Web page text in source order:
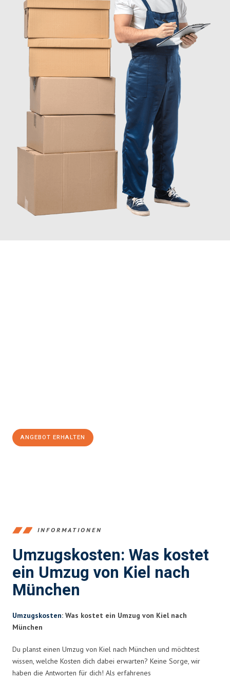
ANGEBOT ERHALTEN
INFORMATIONEN
Umzugskosten: Was kostet
ein Umzug von Kiel nach
München
Umzugskosten: Was kostet ein Umzug von Kiel nach
München
Du planst einen Umzug von Kiel nach München und möchtest
wissen, welche Kosten dich dabei erwarten? Keine Sorge, wir
haben die Antworten für dich! Als erfahrenes